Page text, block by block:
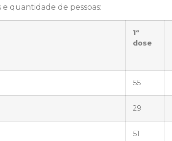
quantidade de pessoas:
1ª
dose
55
29
51